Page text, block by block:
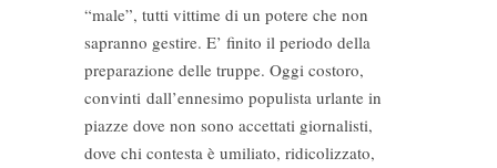
“male”, tutti vittime di un potere che non
sapranno gestire. E’ finito il periodo della
preparazione delle truppe. Oggi costoro,
convinti dall’ennesimo populista urlante in
piazze dove non sono accettati giornalisti,
dove chi contesta è umiliato, ridicolizzato,